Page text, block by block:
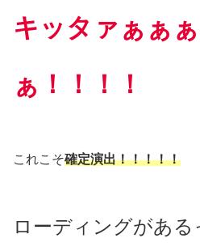
キッタァぁぁ
ぁ！！！！
これこそ確定演出！！！！！
ローディングがある